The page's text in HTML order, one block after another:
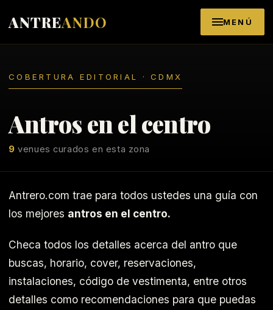
ANTREANDO MENÚ
COBERTURA EDITORIAL · CDMX
Antros en el centro
9 venues curados en esta zona
Antrero.com trae para todos ustedes una guía con
los mejores antros en el centro.
Checa todos los detalles acerca del antro que
buscas, horario, cover, reservaciones,
instalaciones, código de vestimenta, entre otros
detalles como recomendaciones para que puedas